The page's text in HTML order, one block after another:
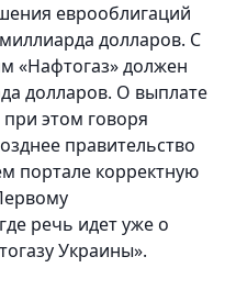
еврооблигаций
долларов. С
«Нафтогаз» должен
долларов. О выплате
этом говоря
правительство
портале корректную
речь идет уже о
Украины».